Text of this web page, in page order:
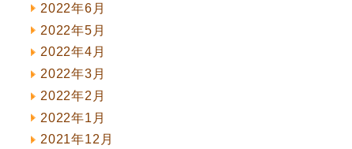
2022年6月
2022年5月
2022年4月
2022年3月
2022年2月
2022年1月
2021年12月